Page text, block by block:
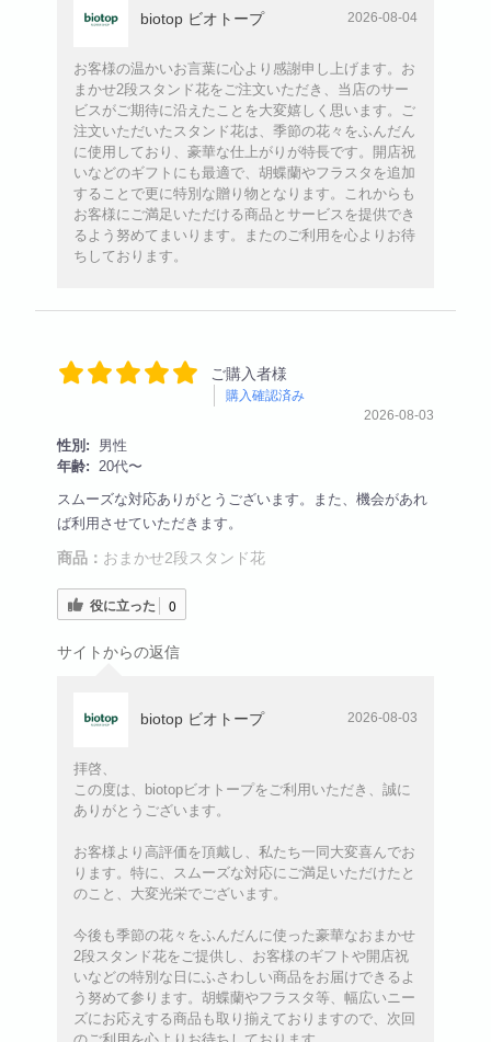
biotop ビオトープ 2026-08-04
お客様の温かいお言葉に心より感謝申し上げます。お
まかせ2段スタンド花をご注文いただき、当店のサー
ビスがご期待に沿えたことを大変嬉しく思います。ご
注文いただいたスタンド花は、季節の花々をふんだん
に使用しており、豪華な仕上がりが特長です。開店祝
いなどのギフトにも最適で、胡蝶蘭やフラスタを追加
することで更に特別な贈り物となります。これからも
お客様にご満足いただける商品とサービスを提供でき
るよう努めてまいります。またのご利用を心よりお待
ちしております。
ご購入者様
購入確認済み
2026-08-03
性別:
男性
年齢:
20代〜
スムーズな対応ありがとうございます。また、機会があれ
ば利用させていただきます。
商品： おまかせ2段スタンド花
役に立った 0
サイトからの返信
biotop ビオトープ 2026-08-03
拝啓、
この度は、biotopビオトープをご利用いただき、誠に
ありがとうございます。
お客様より高評価を頂戴し、私たち一同大変喜んでお
ります。特に、スムーズな対応にご満足いただけたと
のこと、大変光栄でございます。
今後も季節の花々をふんだんに使った豪華なおまかせ
2段スタンド花をご提供し、お客様のギフトや開店祝
いなどの特別な日にふさわしい商品をお届けできるよ
う努めて参ります。胡蝶蘭やフラスタ等、幅広いニー
ズにお応えする商品も取り揃えておりますので、次回